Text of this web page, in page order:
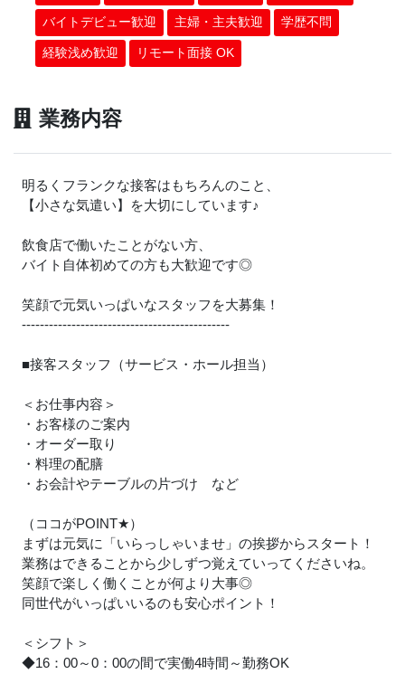
バイトデビュー歓迎 主婦・主夫歓迎 学歴不問
経験浅め歓迎 リモート面接 OK
業務内容
明るくフランクな接客はもちろんのこと、
【小さな気遣い】を大切にしています♪
飲食店で働いたことがない方、
バイト自体初めての方も大歓迎です◎
笑顔で元気いっぱいなスタッフを大募集！
----------------------------------------------
■接客スタッフ（サービス・ホール担当）
＜お仕事内容＞
・お客様のご案内
・オーダー取り
・料理の配膳
・お会計やテーブルの片づけ など
（ココがPOINT★）
まずは元気に「いらっしゃいませ」の挨拶からスタート！
業務はできることから少しずつ覚えていってくださいね。
笑顔で楽しく働くことが何より大事◎
同世代がいっぱいいるのも安心ポイント！
＜シフト＞
◆16：00～0：00の間で実働4時間～勤務OK